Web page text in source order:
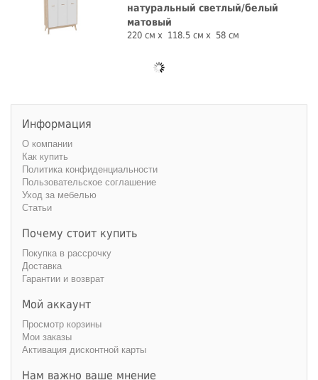
натуральный светлый/белый
матовый
220 см 118.5 см 58 см
Информация
О компании
Как купить
Политика конфиденциальности
Пользовательское соглашение
Уход за мебелью
Статьи
Почему стоит купить
Покупка в рассрочку
Доставка
Гарантии и возврат
Мой аккаунт
Просмотр корзины
Мои заказы
Активация дисконтной карты
Нам важно ваше мнение